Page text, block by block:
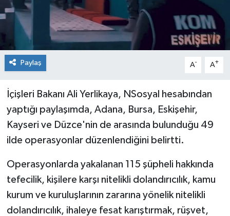
Paylaş A- A+
İçişleri Bakanı Ali Yerlikaya, NSosyal hesabından
yaptığı paylaşımda, Adana, Bursa, Eskişehir,
Kayseri ve Düzce'nin de arasında bulunduğu 49
ilde operasyonlar düzenlendiğini belirtti.
Operasyonlarda yakalanan 115 şüpheli hakkında
tefecilik, kişilere karşı nitelikli dolandırıcılık, kamu
kurum ve kuruluşlarının zararına yönelik nitelikli
dolandırıcılık, ihaleye fesat karıştırmak, rüşvet,
Teknoloji
Türkiye